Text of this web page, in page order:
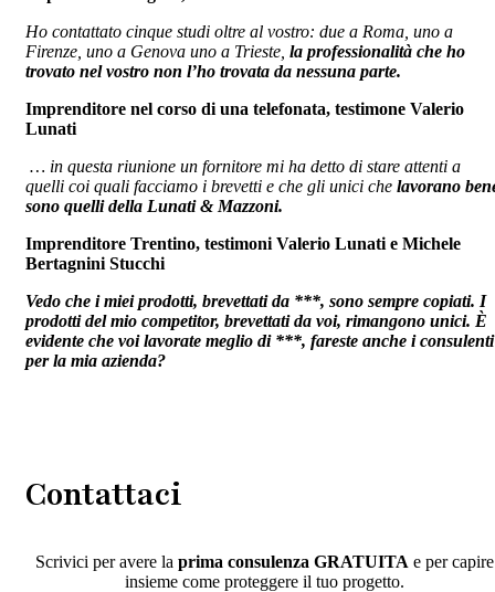
Ho contattato cinque studi oltre al vostro: due a Roma, uno a
Firenze, uno a Genova uno a Trieste, la professionalità che ho
trovato nel vostro non l’ho trovata da nessuna parte.
Imprenditore nel corso di una telefonata, testimone Valerio
Lunati
… in questa riunione un fornitore mi ha detto di stare attenti a
quelli coi quali facciamo i brevetti e che gli unici che lavorano
sono quelli della Lunati & Mazzoni.
Imprenditore Trentino, testimoni Valerio Lunati e Michele
Bertagnini Stucchi
Vedo che i miei prodotti, brevettati da ***, sono sempre copiati. I
prodotti del mio competitor, brevettati da voi, rimangono unici. È
evidente che voi lavorate meglio di ***, fareste anche i consulenti
per la mia azienda?
Contattaci
Scrivici per avere la prima consulenza GRATUITA e per capire
insieme come proteggere il tuo progetto.